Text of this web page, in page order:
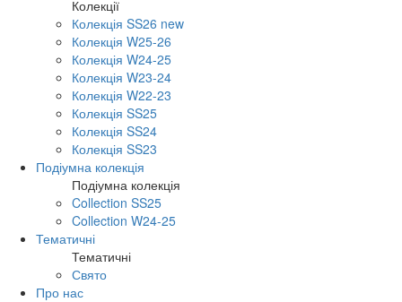
Колекції
Колекція SS26 new
Колекція W25-26
Колекція W24-25
Колекція W23-24
Колекція W22-23
Колекція SS25
Колекція SS24
Колекція SS23
Подіумна колекція
Подіумна колекція
Collection SS25
Collection W24-25
Тематичні
Тематичні
Свято
Про нас